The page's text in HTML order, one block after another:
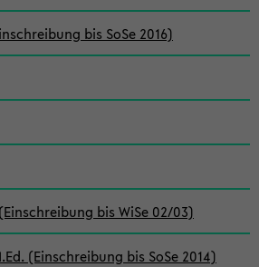
bis SoSe 2016)
bis WiSe 02/03)
(Einschreibung bis SoSe 2014)